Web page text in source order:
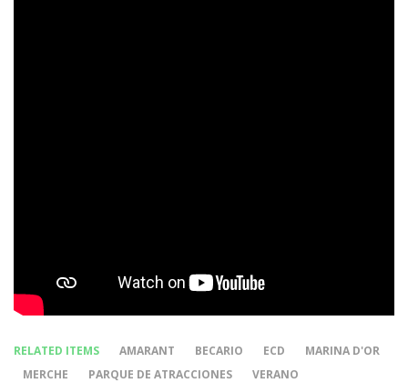
RELATED ITEMS AMARANT BECARIO ECD
MARINA D'OR
MERCHE
PARQUE DE ATRACCIONES VERANO